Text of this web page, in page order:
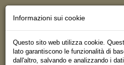
Informazioni sui cookie
Questo sito web utilizza cookie.
lato garantiscono le funzionalità di
dall'altro, salvando e analizzando i